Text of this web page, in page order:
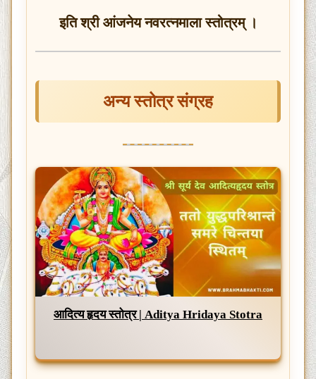
इति श्री आंजनेय नवरत्नमाला स्तोत्रम् ।
अन्य स्तोत्र संग्रह
आदित्य हृदय स्तोत्र | Aditya Hridaya Stotra